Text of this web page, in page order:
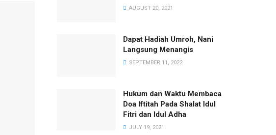
AUGUST 20, 2021
Dapat Hadiah Umroh, Nani
Langsung Menangis
SEPTEMBER 11, 2022
Hukum dan Waktu Membaca
Doa Iftitah Pada Shalat Idul
Fitri dan Idul Adha
JULY 19, 2021